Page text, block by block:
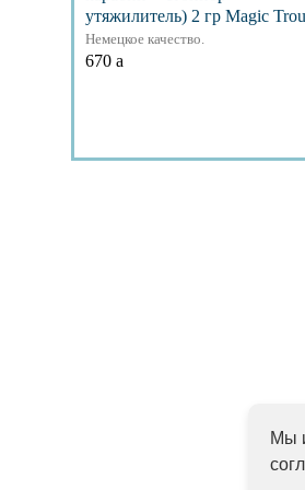
утяжилитель) 2 гр Magic
Немецкое качество.
670 a
Мы